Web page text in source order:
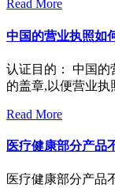
Read More
中国的营业执照如
认证目的： 中国的
的盖章,以便营业执
Read More
医疗健康部分产品
医疗健康部分产品